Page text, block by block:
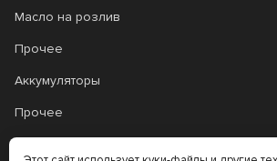
Масло на розлив
Прочее
Аккумуляторы
Прочее
Трансмиссионные